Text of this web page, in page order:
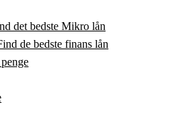
det bedste Mikro lån
de bedste finans lån